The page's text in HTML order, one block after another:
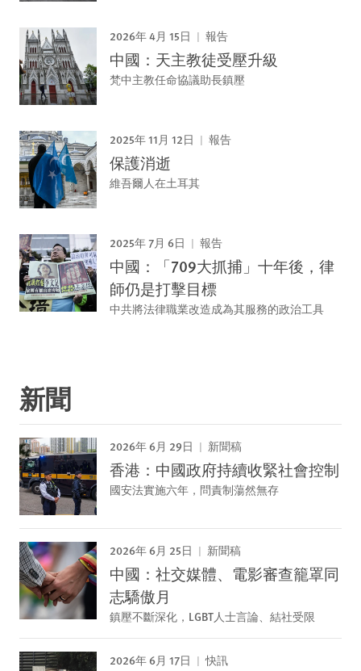
2026年 4月 15日 報告
中國：天主教徒受壓升級
梵中主教任命協議助長鎮壓
2025年 11月 12日 報告
保護消逝
維吾爾人在土耳其
2025年 7月 6日 報告
中國：「709大抓捕」十年後，律
師仍是打擊目標
中共將法律職業改造成為其服務的政治工具
新聞
2026年 6月 29日 新聞稿
香港：中國政府持續收緊社會控制
國安法實施六年，問責制蕩然無存
2026年 6月 25日 新聞稿
中國：社交媒體、電影審查籠罩同
志驕傲月
鎮壓不斷深化，LGBT人士言論、結社受限
2026年 6月 17日 快訊